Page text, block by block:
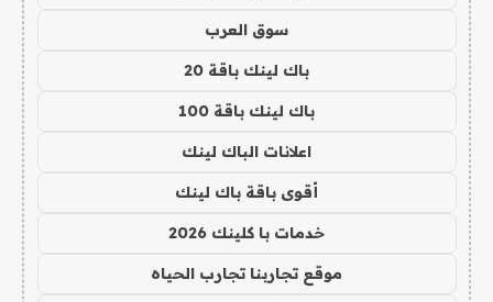
سوق العرب
باك لينك باقة 20
باك لينك باقة 100
اعلانات الباك لينك
أقوى باقة باك لينك
خدمات با كلينك 2026
موقع تجاربنا تجارب الحياه